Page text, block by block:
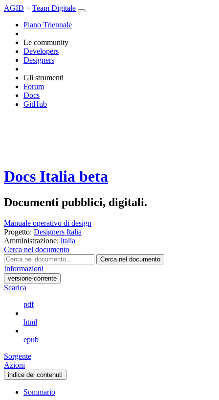
AGID + Team Digitale
Piano Triennale
Le community
Developers
Designers
Gli strumenti
Forum
Docs
GitHub
Docs Italia beta
Documenti pubblici, digitali.
Manuale operativo di design
Progetto: Designers Italia
Amministrazione: italia
Cerca nel documento
Cerca nel documento
Informazioni
versione-corrente
Scarica
pdf
html
epub
Sorgente
Azioni
indice dei contenuti
Sommario